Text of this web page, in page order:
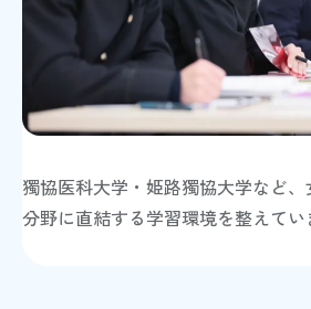
獨協医科大学・姫路獨協大学など
分野に直結する学習環境を整えてい